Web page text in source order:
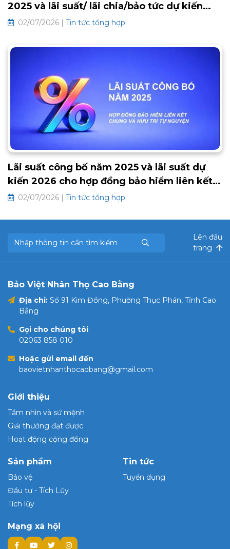
2025 và lãi suất/ lãi chia/bảo tức dự kiến
2026 các hợp đồng bảo hiểm truyền thống
02/07/2026 | Tin tức tổng hợp
Lãi suất công bố năm 2025 và lãi suất dự
kiến 2026 cho hợp đồng bảo hiểm liên kết
chung và hưu trí tự nguyện
02/07/2026 | Tin tức tổng hợp
Lên đầu
trang
Bảo Việt Nhân Thọ Cao Bằng
Địa chỉ: Số 91 Kim Đồng, Phường Thục Phán, Tỉnh Cao
Bằng
Gọi cho chúng tôi
02063 858 010
Hoặc gửi email đến
baovietnhanthocaobang@gmail.com
Giới thiệu
Tầm nhìn và sứ mệnh
Giải thưởng đạt được
Hoạt động cộng đồng
Sản phẩm
Bảo vệ
Đầu tư - Tích Lũy
Tích lũy
Mạng xã hội
Tin tức
Tuyển dụng